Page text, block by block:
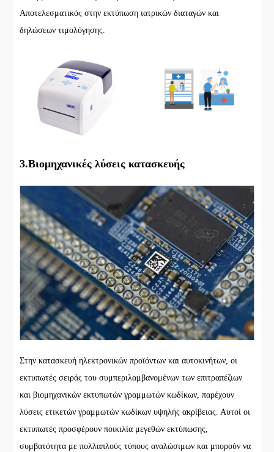
Αποτελεσματικός στην εκτύπωση ιατρικών διαταγών και
δηλώσεων τιμολόγησης.
3.Βιομηχανικές λύσεις κατασκευής
Στην κατασκευή ηλεκτρονικών προϊόντων και αυτοκινήτων, οι
εκτυπωτές σειράς του συμπεριλαμβανομένων των επιτραπέζιων
και βιομηχανικών εκτυπωτών γραμμωτών κωδίκων, παρέχουν
λύσεις ετικετών γραμμωτών κωδίκων υψηλής ακρίβειας. Αυτοί οι
εκτυπωτές προσφέρουν ποικιλία μεγεθών εκτύπωσης,
συμβατότητα με πολλαπλούς τύπους αναλώσιμων και μπορούν να